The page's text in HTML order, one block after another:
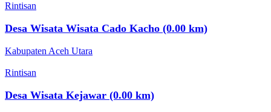
Rintisan
Desa Wisata Wisata Cado Kacho (0.00 km)
Kabupaten Aceh Utara
Rintisan
Desa Wisata Kejawar (0.00 km)